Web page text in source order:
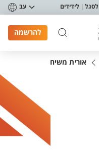
לסגל לידידים עב
להרשמה
אורית משיח